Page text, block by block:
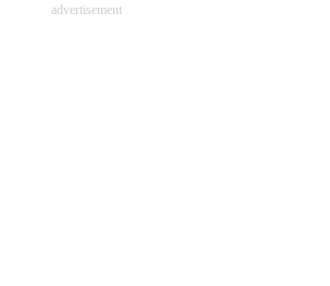
advertisement